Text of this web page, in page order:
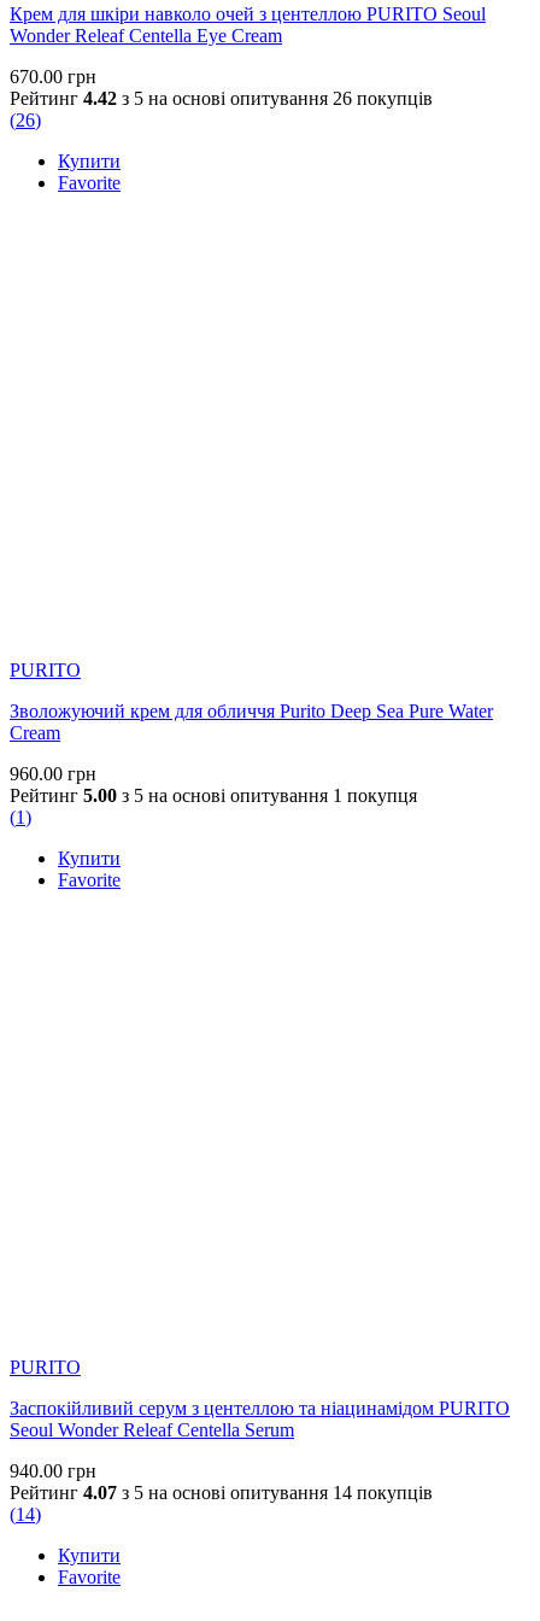
Крем для шкіри навколо очей з центеллою PURITO Seoul
Wonder Releaf Centella Eye Cream
670.00 грн
Рейтинг 4.42 з 5 на основі опитування 26 покупців
(26)
Купити
Favorite
PURITO
Зволожуючий крем для обличчя Purito Deep Sea Pure Water
Cream
960.00 грн
Рейтинг 5.00 з 5 на основі опитування 1 покупця
(1)
Купити
Favorite
PURITO
Заспокійливий серум з центеллою та ніацинамідом PURITO
Seoul Wonder Releaf Centella Serum
940.00 грн
Рейтинг 4.07 з 5 на основі опитування 14 покупців
(14)
Купити
Favorite